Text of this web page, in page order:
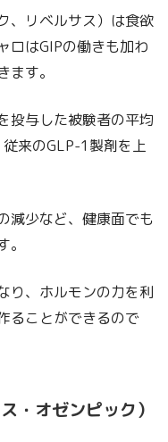
、リベルサス）は食欲
ロはGIPの働きも加わ
す。
投与した被験者の平均
来のGLP-1製剤を上
減少など、健康面でも
り、ホルモンの力を利
ることができるので
・オゼンピック）